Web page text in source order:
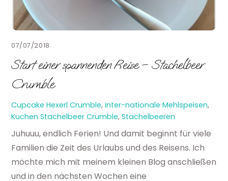
07/07/2018
Start einer spannenden Reise – Stachelbeer
Crumble
Cupcake Hexerl Crumble,inter-nationale Mehlspeisen,
Kuchen Stachelbeer Crumble,Stachelbeeren
Juhuuu, endlich Ferien! Und damit beginnt für viele
Familien die Zeit des Urlaubs und des Reisens. Ich
möchte mich mit meinem kleinen Blog anschließen
und in den nächsten Wochen eine